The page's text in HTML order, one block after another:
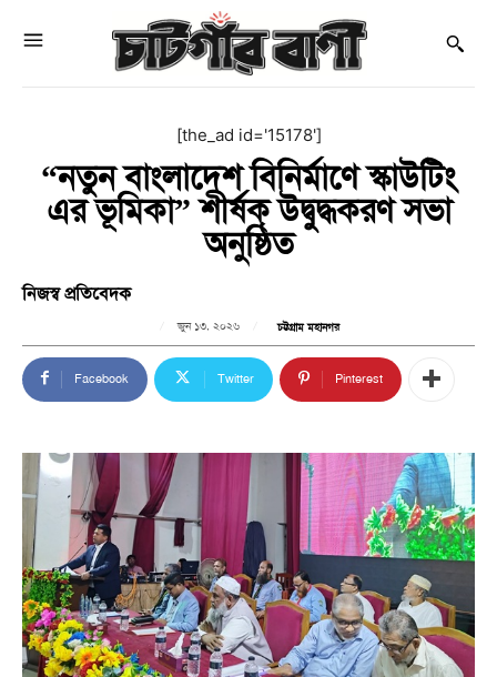
[the_ad id='15178']
“নতুন বাংলাদেশ বিনির্মাণে স্কাউটিং
এর ভূমিকা” শীর্ষক উদ্বুদ্ধকরণ সভা
অনুষ্ঠিত
নিজস্ব প্রতিবেদক
জুন ১৩, ২০২৬ চট্টগ্রাম মহানগর
Facebook Twitter Pinterest